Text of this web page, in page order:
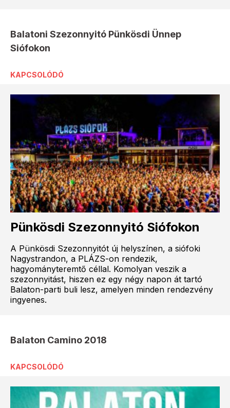
Balatoni Szezonnyitó Pünkösdi Ünnep
Siófokon
KAPCSOLÓDÓ
Pünkösdi Szezonnyitó Siófokon
A Pünkösdi Szezonnyitót új helyszínen, a siófoki
Nagystrandon, a PLÁZS-on rendezik,
hagyományteremtő céllal. Komolyan veszik a
szezonnyitást, hiszen ez egy négy napon át tartó
Balaton-parti buli lesz, amelyen minden rendezvény
ingyenes.
Balaton Camino 2018
KAPCSOLÓDÓ